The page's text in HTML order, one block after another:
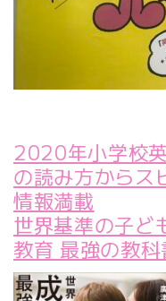
2020年小学校
の読み方からス
情報満載
世界基準の子ど
教育 最強の教